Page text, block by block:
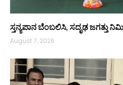
ಸ್ತನ್ಯಪಾನ ಬೆಂಬಲಿಸಿ, ಸದೃಢ ಜಗತ್ತು
August 7, 2026